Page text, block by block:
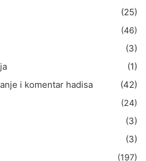
(25)
(46)
(3)
(1)
i komentar hadisa
(42)
(24)
(3)
(3)
(197)